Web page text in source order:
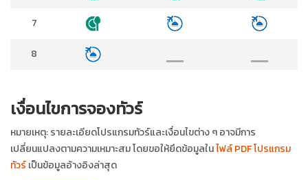
7
8
เงื่อนไขการจองทัวร์
หมายเหตุ: รายละเอียดโปรแกรมทัวร์และเงื่อนไขต่าง ๆ อาจมีการ
เปลี่ยนแปลงตามความเหมาะสม โดยขอให้ยึดข้อมูลในไฟล์ PDF โปรแกรม
ทัวร์เป็นข้อมูลอ้างอิงล่าสุด